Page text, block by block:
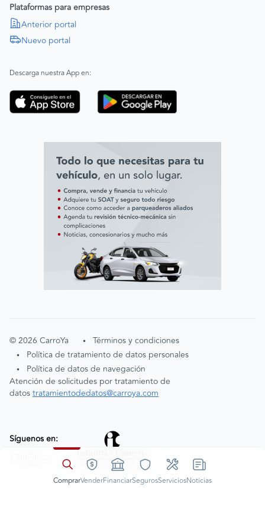
ComprarVenderFinanciarSegurosServiciosNoticias
Política de Derechos Humanos
SAGRILAFT
Código de ética
Línea ética ADL digital Lab
Descarga nuestra App en:
Plataformas para empresas
Anterior portal
Nuevo portal
©2026 CarroYa • Términos y condiciones
• Política de tratamiento de datos personales
•
Política de datos de navegación
Atención de solicitudes por tratamiento de
datostratamientodedatos@carroya.com
Síguenos en: